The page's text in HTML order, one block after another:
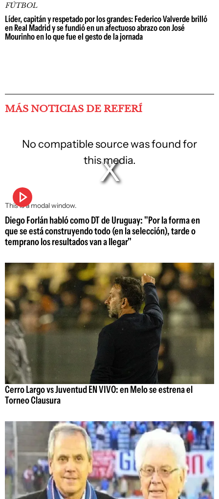
FÚTBOL
Líder, capitán y respetado por los grandes: Federico Valverde brilló
en Real Madrid y se fundió en un afectuoso abrazo con José
Mourinho en lo que fue el gesto de la jornada
MÁS NOTICIAS DE REFERÍ
This is a modal window.
No compatible source was found for
this media.
Diego Forlán habló como DT de Uruguay: "Por la forma en
que se está construyendo todo (en la selección), tarde o
temprano los resultados van a llegar"
Cerro Largo vs Juventud EN VIVO: en Melo se estrena el
Torneo Clausura